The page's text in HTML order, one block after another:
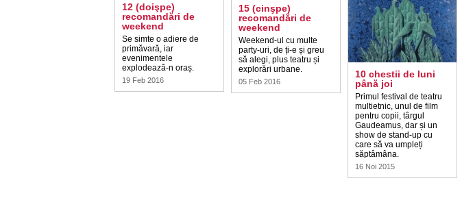
12 (doişpe)
recomandări de
weekend
Se simte o adiere de
primăvară, iar
evenimentele
explodează-n oraș.
19 Feb 2016
15 (cinşpe)
recomandări de
weekend
Weekend-ul cu multe
party-uri, de ți-e și greu
să alegi, plus teatru și
explorări urbane.
05 Feb 2016
10 chestii de luni
până joi
Primul festival de teatru
multietnic, unul de film
pentru copii, târgul
Gaudeamus, dar și un
show de stand-up cu
care să va umpleți
săptâmâna.
16 Noi 2015